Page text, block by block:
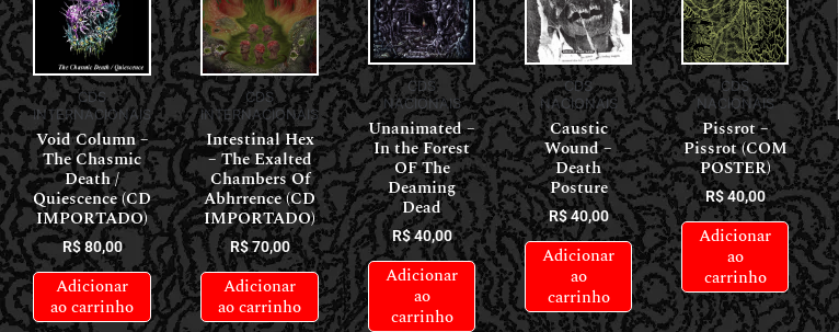
CDS
INTERNACIONAIS
Void Column –
The Chasmic
Death /
Quiescence (CD
IMPORTADO)
R$80,00
Adicionar
ao carrinho
CDS
INTERNACIONAIS
Intestinal Hex
– The Exalted
Chambers Of
Abhrrence (CD
IMPORTADO)
R$70,00
Adicionar
ao carrinho
CDS
NACIONAIS
Unanimated –
In the Forest
OF The
Deaming
Dead
R$40,00
Adicionar
ao
carrinho
CDS
NACIONAIS
Caustic
Wound –
Death
Posture
R$40,00
Adicionar
ao
carrinho
CDS
NACIONAIS
Pissrot –
Pissrot (COM
POSTER)
R$40,00
Adicionar
ao
carrinho